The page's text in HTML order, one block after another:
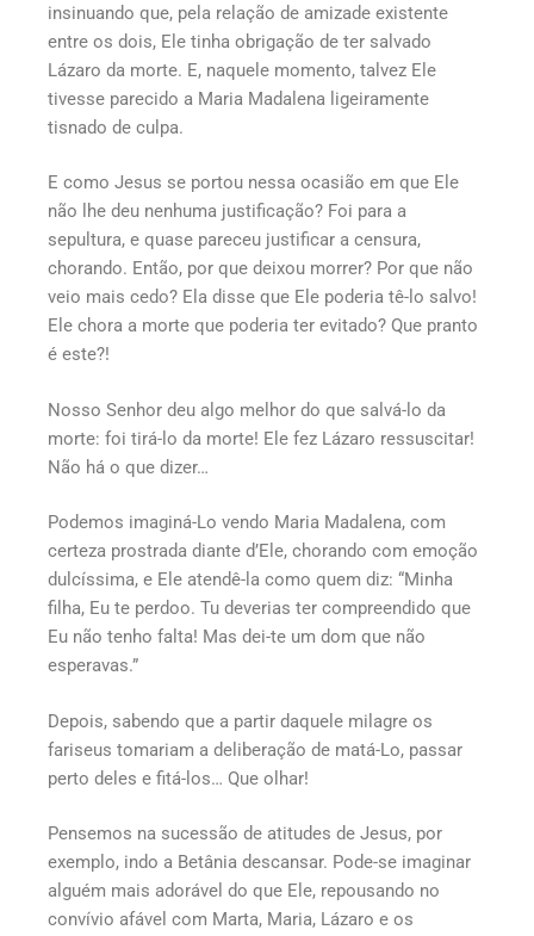
insinuando que, pela relação de amizade existente
entre os dois, Ele tinha obrigação de ter salvado
Lázaro da morte. E, naquele momento, talvez Ele
tivesse parecido a Maria Madalena ligeiramente
tisnado de culpa.
E como Jesus se portou nessa ocasião em que Ele
não lhe deu nenhuma justificação? Foi para a
sepultura, e quase pareceu justificar a censura,
chorando. Então, por que deixou morrer? Por que não
veio mais cedo? Ela disse que Ele poderia tê-lo salvo!
Ele chora a morte que poderia ter evitado? Que pranto
é este?!
Nosso Senhor deu algo melhor do que salvá-lo da
morte: foi tirá-lo da morte! Ele fez Lázaro ressuscitar!
Não há o que dizer…
Podemos imaginá-Lo vendo Maria Madalena, com
certeza prostrada diante d’Ele, chorando com emoção
dulcíssima, e Ele atendê-la como quem diz: “Minha
filha, Eu te perdoo. Tu deverias ter compreendido que
Eu não tenho falta! Mas dei-te um dom que não
esperavas.”
Depois, sabendo que a partir daquele milagre os
fariseus tomariam a deliberação de matá-Lo, passar
perto deles e fitá-los… Que olhar!
Pensemos na sucessão de atitudes de Jesus, por
exemplo, indo a Betânia descansar. Pode-se imaginar
alguém mais adorável do que Ele, repousando no
convívio afável com Marta, Maria, Lázaro e os